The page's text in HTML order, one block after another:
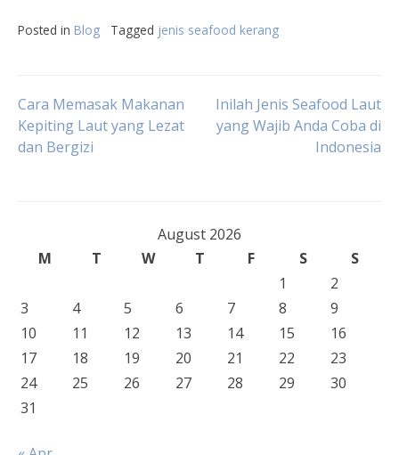
Posted in Blog Tagged jenis seafood kerang
Post
navigation
Cara Memasak Makanan
Kepiting Laut yang Lezat
dan Bergizi
Inilah Jenis Seafood Laut
yang Wajib Anda Coba di
Indonesia
August 2026
M
T W T F S
S
1
2
3
4 5 6 7 8
9
10
11 12 13 14 15
16
17
18 19 20 21 22
23
24
25 26 27 28 29
30
31